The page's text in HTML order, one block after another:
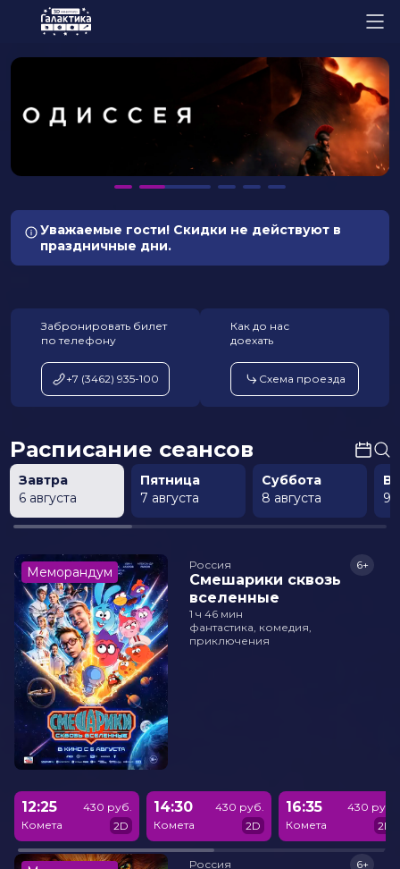
Уважаемые гости! Скидки не действуют в
праздничные дни.
Забронировать билет
по телефону
+7 (3462) 935-100
Как до нас
доехать
Схема проезда
Расписание сеансов
Завтра
6 августа
Пятница
7 августа
Суббота
8 августа
9
Меморандум Россия
Смешарики сквозь
вселенные
6+
1 ч 46 мин
фантастика, комедия,
приключения
12:25
Комета
430 руб.
2D
14:30
Комета
430 руб.
2D
16:35
Комета
430 руб.
2D
Россия 6+